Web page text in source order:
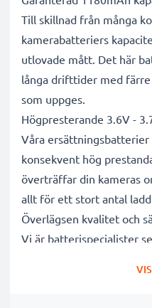
Till skillnad från många
kamerabatteriers
utlovade mått. Det här
långa drifttider med
som uppges.
Högpresterande 3.6V -
Våra
konsekvent hög
överträffar din kameras
allt för ett stort antal
Överlägsen kvalitet och
Vi är batterispecialister